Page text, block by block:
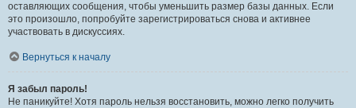
оставляющих сообщения, чтобы уменьшить размер базы данных. Если
это произошло, попробуйте зарегистрироваться снова и активнее
участвовать в дискуссиях.
Вернуться к началу
Я забыл пароль!
Не паникуйте! Хотя пароль нельзя восстановить, можно легко получить